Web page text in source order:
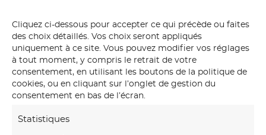
Cliquez ci-dessous pour accepter ce qui précède ou faites
des choix détaillés. Vos choix seront appliqués
uniquement à ce site. Vous pouvez modifier vos réglages
à tout moment, y compris le retrait de votre
consentement, en utilisant les boutons de la politique de
cookies, ou en cliquant sur l’onglet de gestion du
consentement en bas de l’écran.
Statistiques